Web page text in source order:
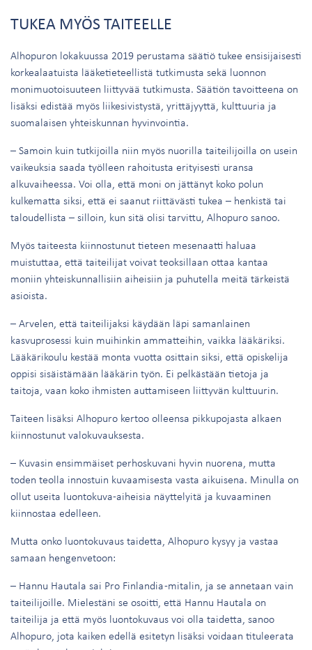
TUKEA MYÖS TAITEELLE
Alhopuron lokakuussa 2019 perustama säätiö tukee ensisijaisesti
korkealaatuista lääketieteellistä tutkimusta sekä luonnon
monimuotoisuuteen liittyvää tutkimusta. Säätiön tavoitteena on
lisäksi edistää myös liikesivistystä, yrittäjyyttä, kulttuuria ja
suomalaisen yhteiskunnan hyvinvointia.
– Samoin kuin tutkijoilla niin myös nuorilla taiteilijoilla on usein
vaikeuksia saada työlleen rahoitusta erityisesti uransa
alkuvaiheessa. Voi olla, että moni on jättänyt koko polun
kulkematta siksi, että ei saanut riittävästi tukea – henkistä tai
taloudellista – silloin, kun sitä olisi tarvittu, Alhopuro sanoo.
Myös taiteesta kiinnostunut tieteen mesenaatti haluaa
muistuttaa, että taiteilijat voivat teoksillaan ottaa kantaa
moniin yhteiskunnallisiin aiheisiin ja puhutella meitä tärkeistä
asioista.
– Arvelen, että taiteilijaksi käydään läpi samanlainen
kasvuprosessi kuin muihinkin ammatteihin, vaikka lääkäriksi.
Lääkärikoulu kestää monta vuotta osittain siksi, että opiskelija
oppisi sisäistämään lääkärin työn. Ei pelkästään tietoja ja
taitoja, vaan koko ihmisten auttamiseen liittyvän kulttuurin.
Taiteen lisäksi Alhopuro kertoo olleensa pikkupojasta alkaen
kiinnostunut valokuvauksesta.
– Kuvasin ensimmäiset perhoskuvani hyvin nuorena, mutta
toden teolla innostuin kuvaamisesta vasta aikuisena. Minulla on
ollut useita luontokuva-aiheisia näyttelyitä ja kuvaaminen
kiinnostaa edelleen.
Mutta onko luontokuvaus taidetta, Alhopuro kysyy ja vastaa
samaan hengenvetoon:
– Hannu Hautala sai Pro Finlandia -mitalin, ja se annetaan vain
taiteilijoille. Mielestäni se osoitti, että Hannu Hautala on
taiteilija ja että myös luontokuvaus voi olla taidetta, sanoo
Alhopuro, jota kaiken edellä esitetyn lisäksi voidaan tituleerata